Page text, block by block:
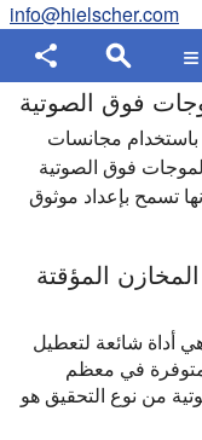
info@hielscher.com
فوق الصوتية
مجانسات
فوق الصوتية
تسمح بإعداد موثوق
المؤقتة
أداة شائعة لتعطيل
متوفرة في معظم
من نوع التحقيق هو